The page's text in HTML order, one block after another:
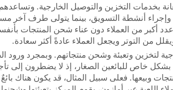
بخدمات التخزين والتوصيل الخارجية.
عدد أكبر من العملاء دون عناء شحن المنتجات
من التوتر ويجعل العملاء عادةً أكثر سعادة.
لتخزين وتعبئة وشحن منتجاتهم. وبمجرد
بشكل خاص للبائعين الصغار، إذ لا يضطرون
وبيعها. فعلى سبيل المثال، قد يكون هناك